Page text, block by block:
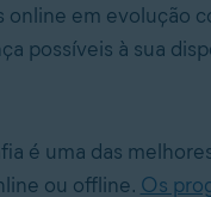
online em evolução
possíveis à sua
é uma das
ou offline. Os